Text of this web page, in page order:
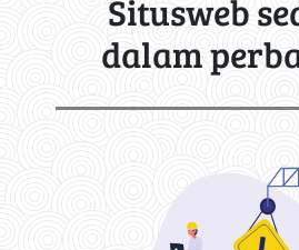
Situsweb
dalam